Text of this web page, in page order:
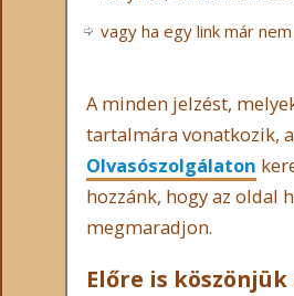
vagy ha egy link már
A minden jelzést,
tartalmára vonatkozik,
Olvasószolgálaton
hozzánk, hogy az oldal
megmaradjon.
Előre is